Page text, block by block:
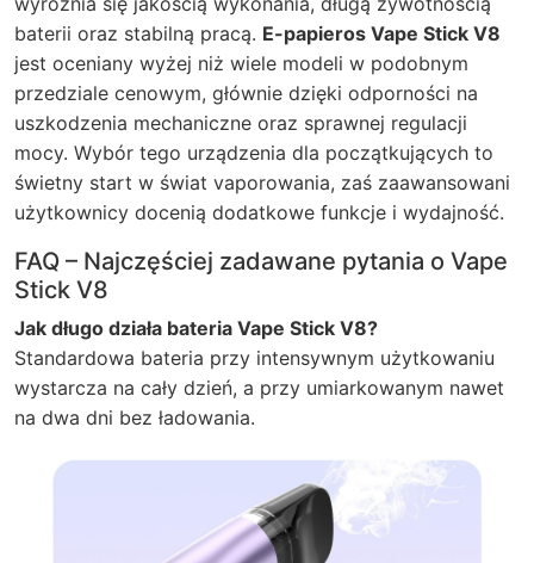
baterii oraz stabilną pracą. E-papieros Vape Stick V8
jest oceniany wyżej niż wiele modeli w podobnym
przedziale cenowym, głównie dzięki odporności na
uszkodzenia mechaniczne oraz sprawnej regulacji
mocy. Wybór tego urządzenia dla początkujących to
świetny start w świat vaporowania, zaś zaawansowani
użytkownicy docenią dodatkowe funkcje i wydajność.
FAQ – Najczęściej zadawane pytania o Vape
Stick V8
Jak długo działa bateria Vape Stick V8?
Standardowa bateria przy intensywnym użytkowaniu
wystarcza na cały dzień, a przy umiarkowanym nawet
na dwa dni bez ładowania.